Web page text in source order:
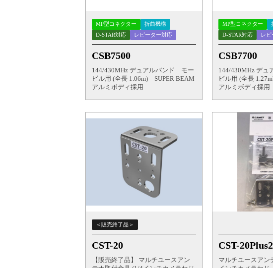
MP型コネクター
折曲機構
D-STAR対応
レピーター対応
CSB7500
144/430MHz デュアルバンド モー
ビル用 (全長 1.06m) SUPER BEAM
アルミボディ採用
MP型コネクター
D-STAR対応
レピ
CSB7700
144/430MHz デ
ビル用 (全長
アルミボディ採用
＜販売終了品＞
CST-20
【販売終了品】 マルチユースアン
CST-20Plus2
マルチユースアン